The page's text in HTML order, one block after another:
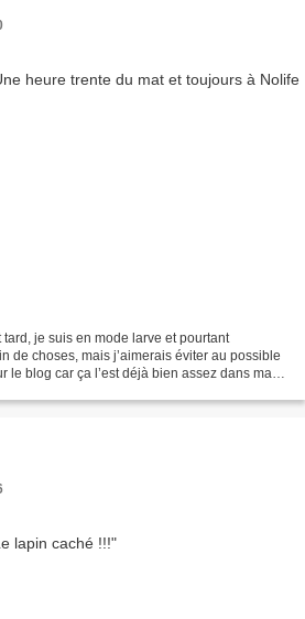
tard, je suis en mode larve et pourtant
de choses, mais j’aimerais éviter au possible
le blog car ça l’est déjà bien assez dans ma